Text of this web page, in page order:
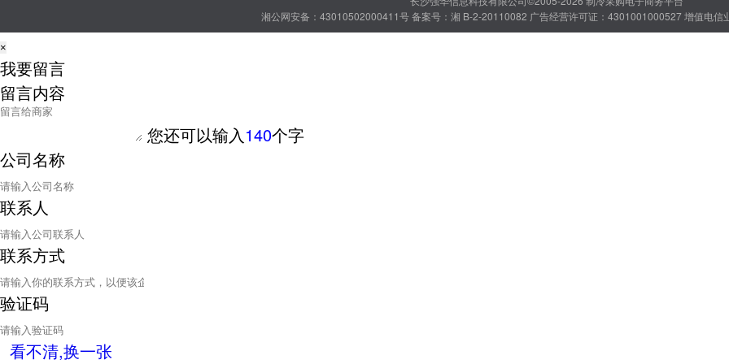
湘公网安备：43010502000411号备案号：湘 B-2-20110082 广告经营许可证：4301001000527增值电信
×
我要留言
留言内容
您还可以输入140个字
公司名称
联系人
联系方式
验证码
看不清,换一张